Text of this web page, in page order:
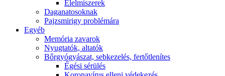
É́lelmiszerek
Daganatosoknak
Pajzsmirigy problémára
Egyéb
Memória zavarok
Nyugtatók, altatók
Bőrgyógyászat, sebkezelés, fertőtlenítes
É́gési sérülés